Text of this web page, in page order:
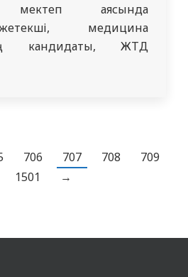
мектеп аясында
жетекші, медицина
кандидаты, ЖТД
доцент міндетін
тапшылығы вирусы)
елеулі қауіп төндіреді.
706 707 708
709
1501 →